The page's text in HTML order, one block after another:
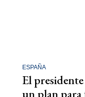
ESPAÑA
El
un plan